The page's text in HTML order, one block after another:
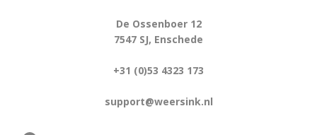
De Ossenboer 12
7547 SJ, Enschede
+31 (0)53 4323 173
support@weersink.nl